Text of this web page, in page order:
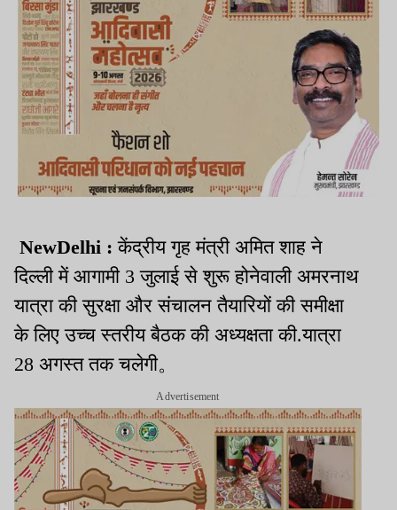
NewDelhi : केंद्रीय गृह मंत्री अमित शाह ने
दिल्ली में आगामी 3 जुलाई से शुरू होनेवाली अमरनाथ
यात्रा की सुरक्षा और संचालन तैयारियों की समीक्षा
के लिए उच्च स्तरीय बैठक की अध्यक्षता की.यात्रा
28 अगस्त तक चलेगी。
Advertisement